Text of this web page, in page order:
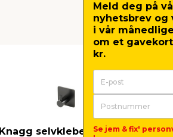
Knagg selvklebende svart
Meld deg på
nyhetsbrev
i vår
om et gavekort
kr.
Se jem & fix'